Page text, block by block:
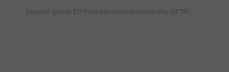
Angaben gemäß EU-Produktsicherheitsverordnung (GPSR).